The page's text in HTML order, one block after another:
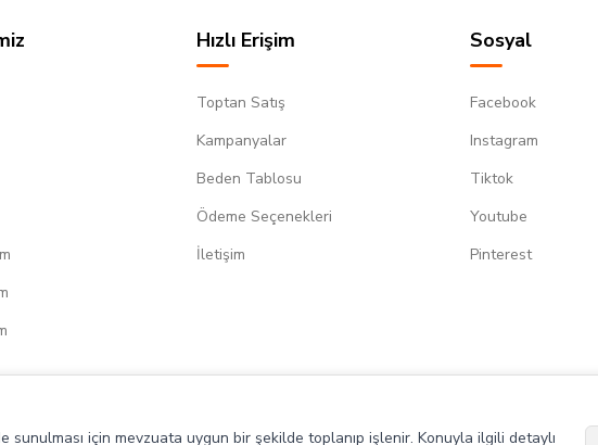
Hızlı Erişim
Toptan Satış
Kampanyalar
Beden Tablosu
Ödeme Seçenekleri
İletişim
Sosyal
Facebook
Instagram
Tiktok
Youtube
Pinterest
sunulması için mevzuata uygun bir şekilde toplanıp işlenir. Konuyla ilgili detaylı